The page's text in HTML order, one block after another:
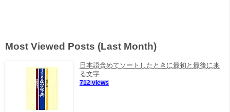
Most Viewed Posts (Last Month)
日本語含めてソートしたときに最初と最後に来
る文字
712 views